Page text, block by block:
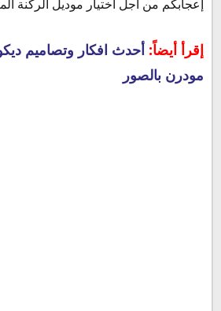
إعجابكم من أجل اختيار موديل الركنة
إقرأ أيضاً: أحدث افكار وتصاميم
مودرن بالصور